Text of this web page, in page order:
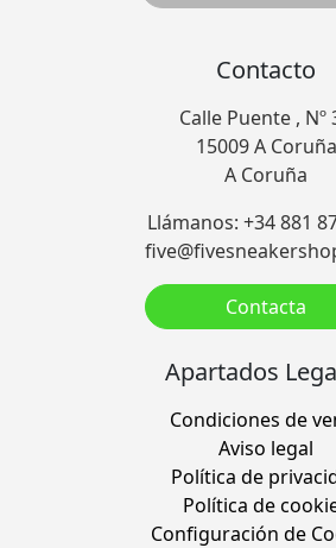
Contacto
Calle Puente , Nº
15009 A Coruña
A Coruña
Llámanos: +34 881
Contacta
Apartados
Condiciones de
Aviso legal
Política de
Política de
Configuración de